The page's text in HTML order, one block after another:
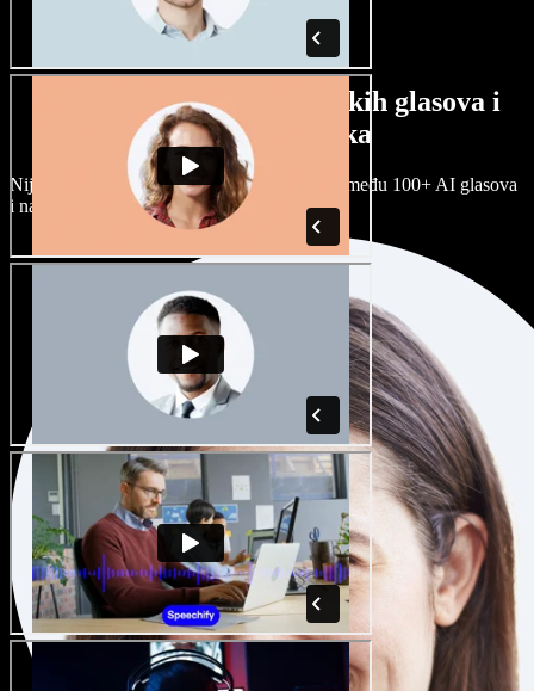
Veliki izbor muških i ženskih glasova i
raznih naglasaka
Nijedan projekt ne mora zvučati isto. Birajte među 100+ AI glasova
i naglasaka i prilagodite ih sebi.